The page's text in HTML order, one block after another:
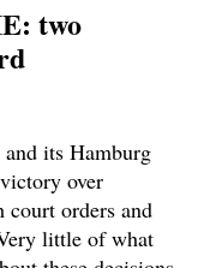
two
its Hamburg
over
court orders and
little of what